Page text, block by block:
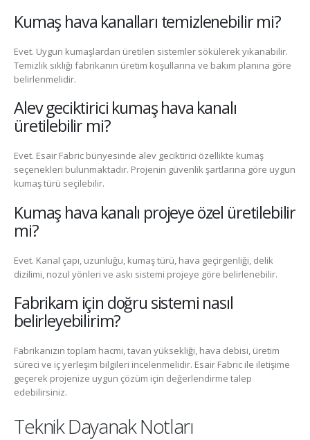
Kumaş hava kanalları temizlenebilir mi?
Evet. Uygun kumaşlardan üretilen sistemler sökülerek yıkanabilir.
Temizlik sıklığı fabrikanın üretim koşullarına ve bakım planına göre
belirlenmelidir.
Alev geciktirici kumaş hava kanalı
üretilebilir mi?
Evet. Esair Fabric bünyesinde alev geciktirici özellikte kumaş
seçenekleri bulunmaktadır. Projenin güvenlik şartlarına göre uygun
kumaş türü seçilebilir.
Kumaş hava kanalı projeye özel üretilebilir
mi?
Evet. Kanal çapı, uzunluğu, kumaş türü, hava geçirgenliği, delik
dizilimi, nozul yönleri ve askı sistemi projeye göre belirlenebilir.
Fabrikam için doğru sistemi nasıl
belirleyebilirim?
Fabrikanızın toplam hacmi, tavan yüksekliği, hava debisi, üretim
süreci ve iç yerleşim bilgileri incelenmelidir. Esair Fabric ile iletişime
geçerek projenize uygun çözüm için değerlendirme talep
edebilirsiniz.
Teknik Dayanak Notları